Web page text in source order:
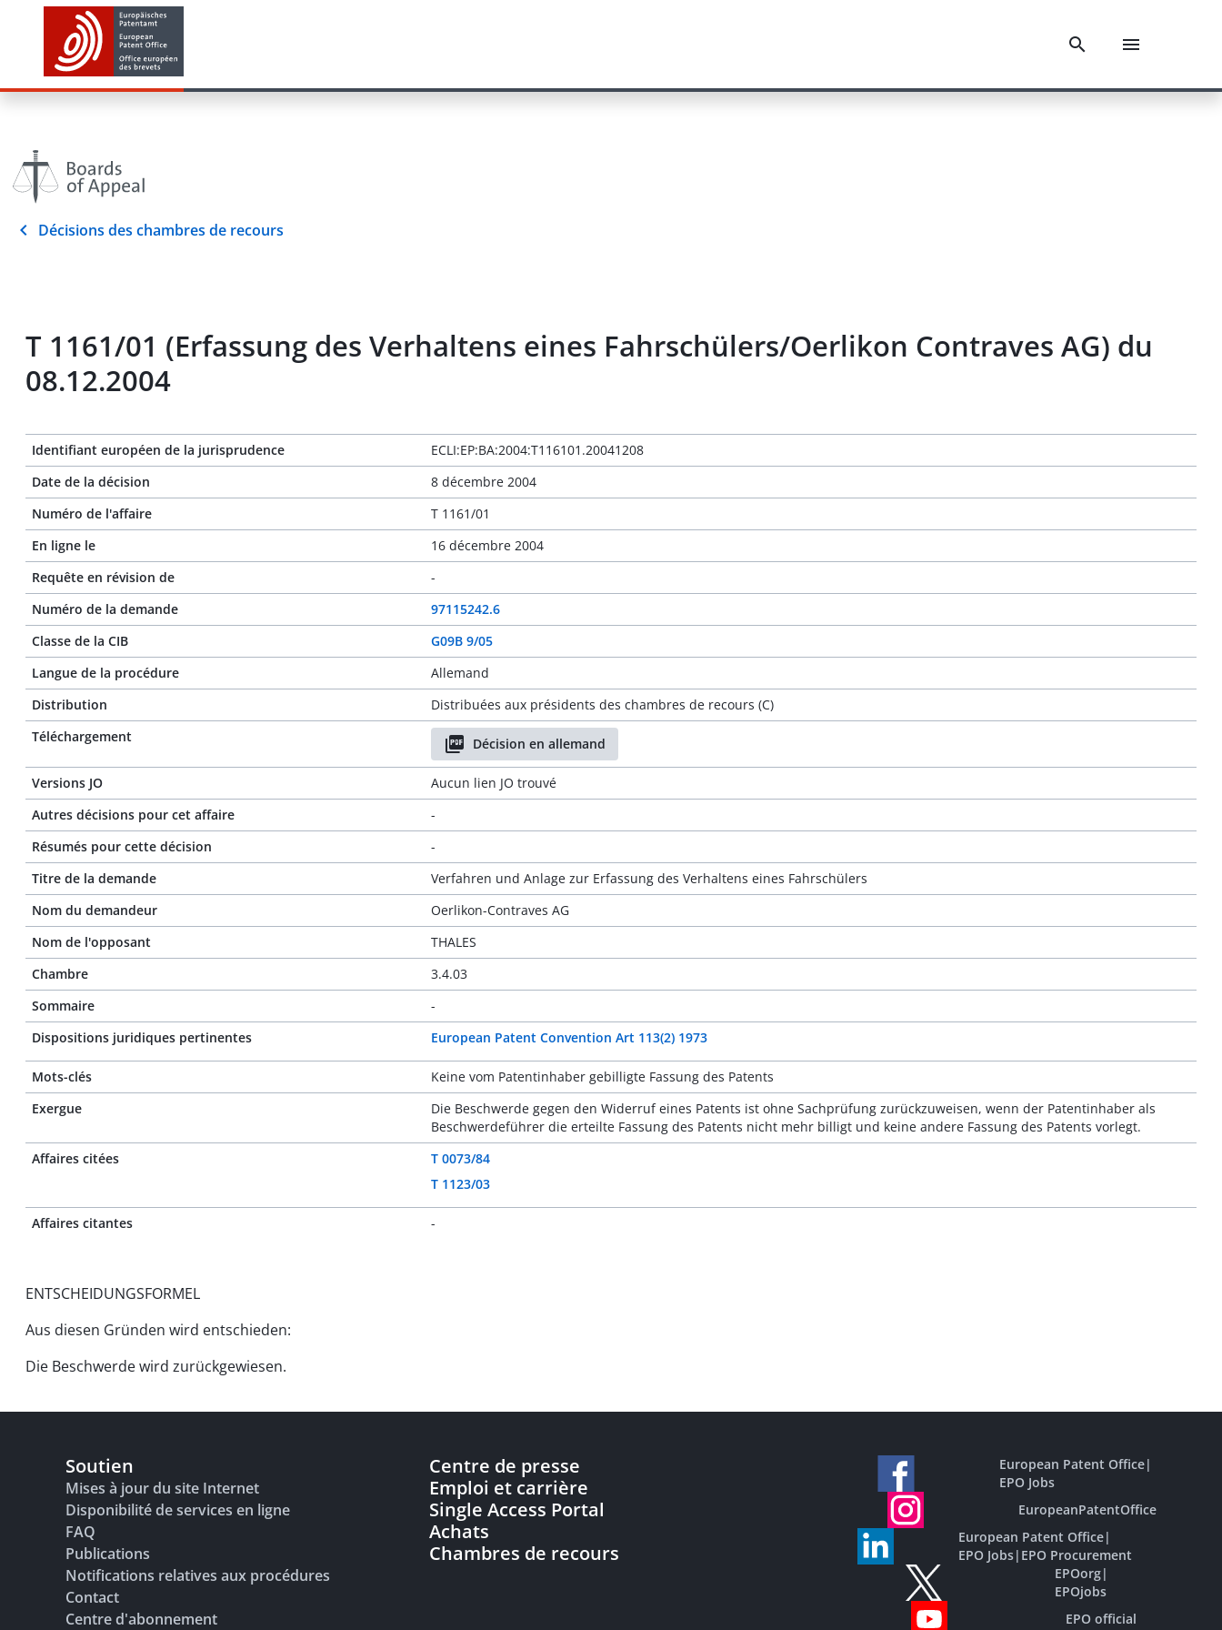
Décisions des chambres de recours
T 1161/01 (Erfassung des Verhaltens eines Fahrschülers/Oerlikon Contraves AG) du
08.12.2004
Identifiant européen de la jurisprudence
ECLI:EP:BA:2004:T116101.20041208
Date de la décision
8 décembre 2004
Numéro de l'affaire
T 1161/01
En ligne le
16 décembre 2004
Requête en révision de
-
Numéro de la demande
97115242.6
Classe de la CIB
G09B 9/05
Langue de la procédure
Allemand
Distribution
Distribuées aux présidents des chambres de recours (C)
Téléchargement
Décision en allemand
Versions JO
Aucun lien JO trouvé
Autres décisions pour cet affaire
-
Résumés pour cette décision
-
Titre de la demande
Verfahren und Anlage zur Erfassung des Verhaltens eines Fahrschülers
Nom du demandeur
Oerlikon-Contraves AG
Nom de l'opposant
THALES
Chambre
3.4.03
Sommaire
-
Dispositions juridiques pertinentes
European Patent Convention Art 113(2) 1973
Mots-clés
Keine vom Patentinhaber gebilligte Fassung des Patents
Exergue
Die Beschwerde gegen den Widerruf eines Patents ist ohne Sachprüfung zurückzuweisen, wenn der Patentinhaber als
Beschwerdeführer die erteilte Fassung des Patents nicht mehr billigt und keine andere Fassung des Patents vorlegt.
Affaires citées
T 0073/84
T 1123/03
Affaires citantes -
ENTSCHEIDUNGSFORMEL
Aus diesen Gründen wird entschieden:
Die Beschwerde wird zurückgewiesen.
Soutien
Mises à jour du site Internet
Disponibilité de services en ligne
FAQ
Publications
Notifications relatives aux procédures
Contact
Centre d'abonnement
Centre de presse
Emploi et carrière
Single Access Portal
Achats
Chambres de recours
European Patent Office|
EPO Jobs
EuropeanPatentOffice
European Patent Office|
EPO Jobs| EPO Procurement
EPOorg|
EPOjobs
EPO official